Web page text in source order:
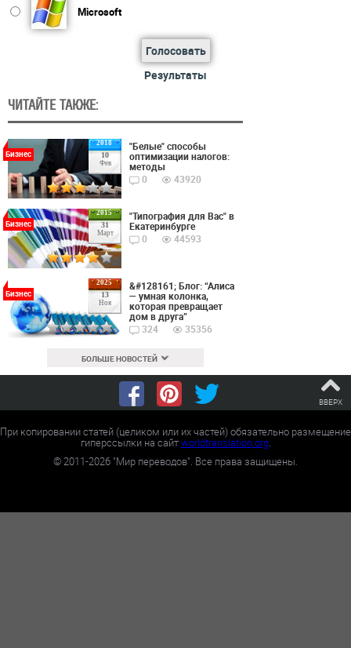
Microsoft
Голосовать
Результаты
ЧИТАЙТЕ ТАКЖЕ:
2018
10
Фев
Бизнес
"Белые" способы
оптимизации налогов:
методы
0
43920
2015
31
Март
Бизнес
"Типография для Вас" в
Екатеринбурге
0
44593
2025
13
Ноя
Бизнес
&#128161; Блог: “Алиса
— умная колонка,
которая превращает
дом в друга”
324
35356
БОЛЬШЕ НОВОСТЕЙ
ВВЕРХ
При копировании статей (целиком или их частей) обязательно размещение
гиперссылки на сайтworldtranslation.org.
©2011-2026 "Мир переводов". Все права защищены.